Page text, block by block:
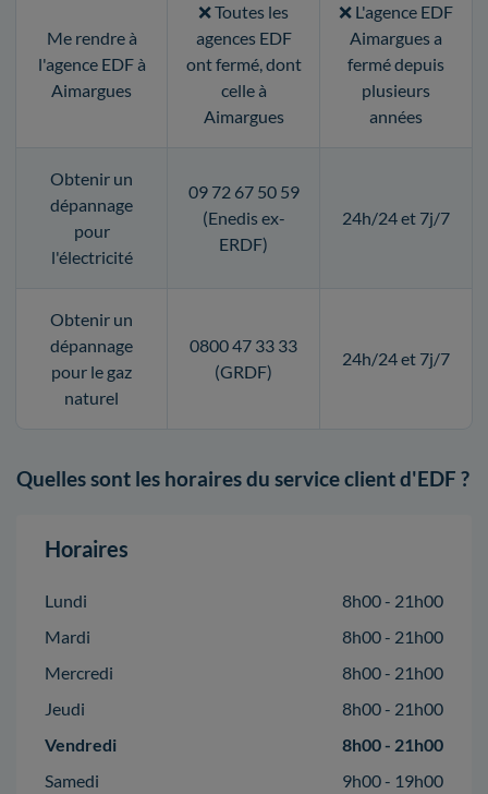
Me rendre à
l'agence EDF à
Aimargues
❌ Toutes les
agences EDF
ont fermé, dont
celle à
Aimargues
❌ L'agence EDF
Aimargues a
fermé depuis
plusieurs
années
Obtenir un
dépannage
pour
l'électricité
09 72 67 50 59
(Enedis ex-
ERDF)
24h/24 et 7j/7
Obtenir un
dépannage
pour le gaz
naturel
0800 47 33 33
(GRDF)
24h/24 et 7j/7
Quelles sont les horaires du service client d'EDF ?
Horaires
Lundi
8h00 - 21h00
Mardi
8h00 - 21h00
Mercredi
8h00 - 21h00
Jeudi
8h00 - 21h00
Vendredi
8h00 - 21h00
Samedi
9h00 - 19h00